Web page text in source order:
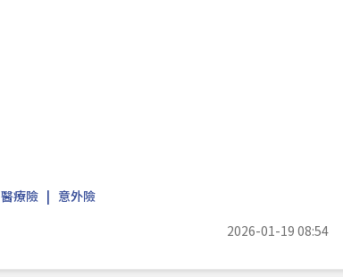
醫療險
意外險
2026-01-19 08:54